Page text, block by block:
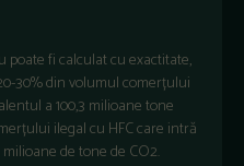
poate fi calculat cu exactitate,
30% din volumul comerțului
a 100,3 milioane tone
ilegal cu HFC care intră
de tone de CO2.